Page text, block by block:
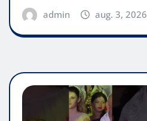
admin aug. 3, 2026